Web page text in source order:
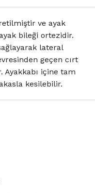
ve ayak
bileği ortezidir.
lateral
geçen cırt
Ayakkabı içine tam
kesilebilir.